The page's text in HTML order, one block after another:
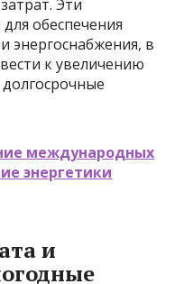
Эти
обеспечения
энергоснабжения, в
к увеличению
международных
энергетики
и